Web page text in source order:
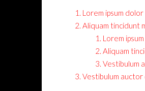
Lorem ipsum
Aliquam tincidunt
Lorem
Aliquam
Vestibulum
Vestibulum auctor